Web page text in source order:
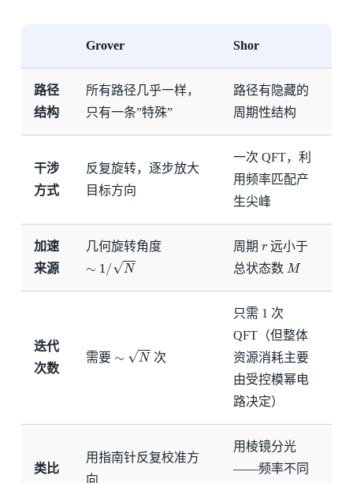
Grover Shor
路径
结构
所有路径几乎一样，
只有一条”特殊”
路径有隐藏的
周期性结构
干涉
方式
反复旋转，逐步放大
目标方向
一次 QFT，利
用频率匹配产
生尖峰
加速
来源
几何旋转角度
1 N
周期
远小于
总状态数 M
迭代
次数
需要 次
只需 1 次
QFT（但整体
资源消耗主要
由受控模幂电
路决定）
类比
用指南针反复校准方
向
用棱镜分光
——频率不同